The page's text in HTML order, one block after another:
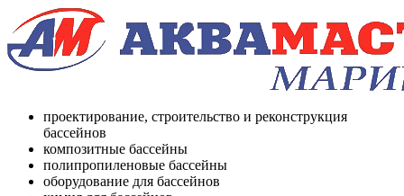
проектирование, строительство и реконструкция
бассейнов
композитные бассейны
полипропиленовые бассейны
оборудование для бассейнов